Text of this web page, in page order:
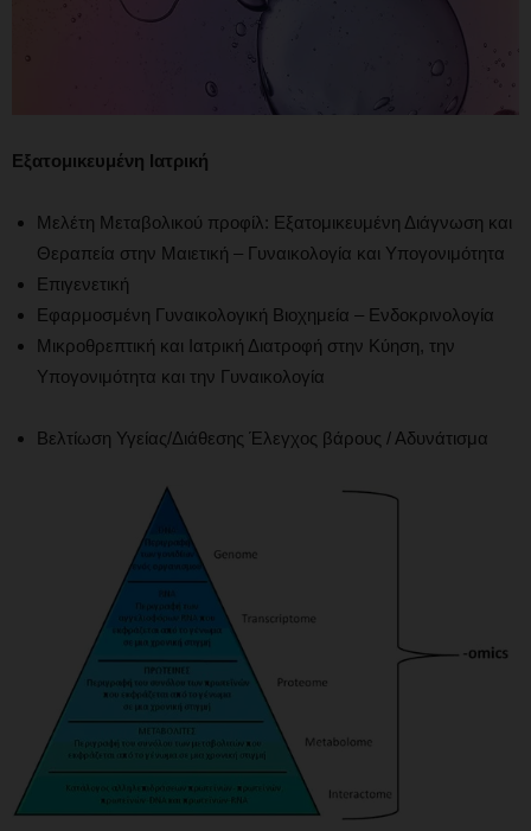
Εξατομικευμένη Ιατρική
Μελέτη Μεταβολικού προφίλ: Εξατομικευμένη Διάγνωση και
Θεραπεία στην Μαιετική – Γυναικολογία και Υπογονιμότητα
Επιγενετική
Εφαρμοσμένη Γυναικολογική Βιοχημεία – Ενδοκρινολογία
Μικροθρεπτική και Ιατρική Διατροφή στην Κύηση, την
Υπογονιμότητα και την Γυναικολογία
Βελτίωση Υγείας/Διάθεσης Έλεγχος βάρους / Αδυνάτισμα